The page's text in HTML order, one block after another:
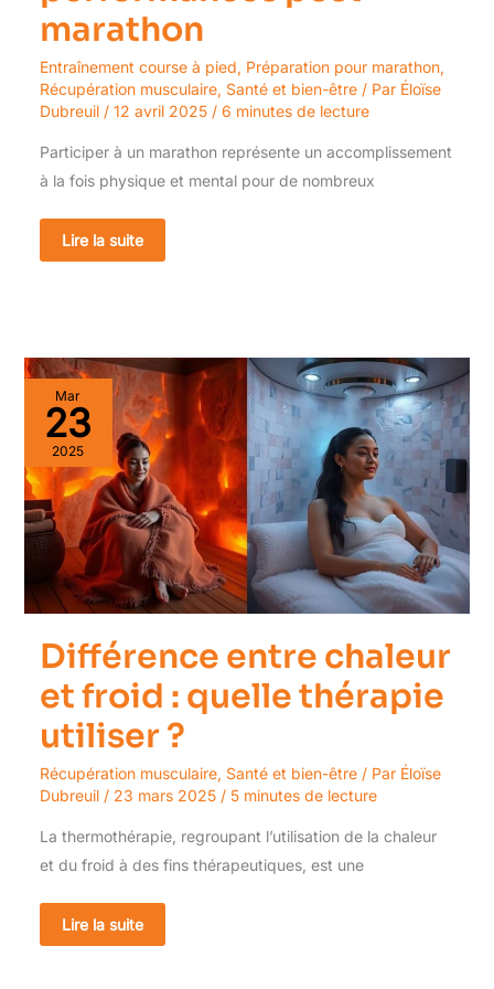
marathon
Entraînement course à pied, Préparation pour marathon,
Récupération musculaire, Santé et bien-être/ Par Éloïse
Dubreuil / 12 avril 2025 / 6 minutes de lecture
Participer à un marathon représente un accomplissement
à la fois physique et mental pour de nombreux
Lire la suite
Mar
23
2025
Différence entre chaleur
et froid : quelle thérapie
utiliser ?
Récupération musculaire, Santé et bien-être/ Par Éloïse
Dubreuil / 23 mars 2025 / 5 minutes de lecture
La thermothérapie, regroupant l’utilisation de la chaleur
et du froid à des fins thérapeutiques, est une
Différence
entre
chaleur
et
froid
:
quelle
thérapie
utiliser
?
Lire la suite